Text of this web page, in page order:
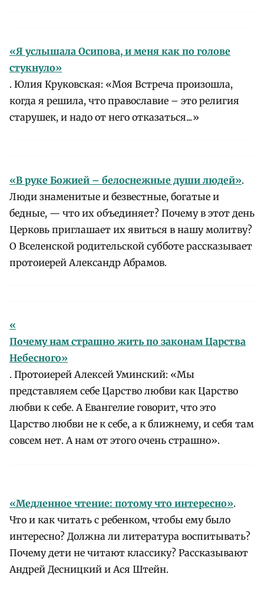
«Я услышала Осипова, и меня как по голове
стукнуло»
. Юлия Круковская: «Моя Встреча произошла,
когда я решила, что православие – это религия
старушек, и надо от него отказаться...»
«В руке Божией – белоснежные души людей».
Люди знаменитые и безвестные, богатые и
бедные, — что их объединяет? Почему в этот день
Церковь приглашает их явиться в нашу молитву?
О Вселенской родительской субботе рассказывает
протоиерей Александр Абрамов.
«
Почему нам страшно жить по законам Царства
Небесного»
. Протоиерей Алексей Уминский: «Мы
представляем себе Царство любви как Царство
любви к себе. А Евангелие говорит, что это
Царство любви не к себе, а к ближнему, и себя там
совсем нет. А нам от этого очень страшно».
«Медленное чтение: потому что интересно».
Что и как читать с ребенком, чтобы ему было
интересно? Должна ли литература воспитывать?
Почему дети не читают классику? Рассказывают
Андрей Десницкий и Ася Штейн.